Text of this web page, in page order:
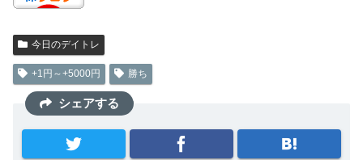
今日のデイトレ
+1円～+5000円 勝ち
シェアする